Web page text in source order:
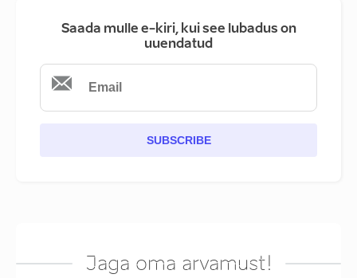
Saada mulle e-kiri, kui see lubadus on
uuendatud
SUBSCRIBE
Jaga oma arvamust!